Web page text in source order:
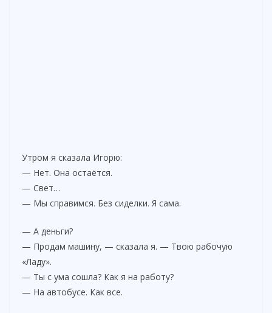
Утром я сказала Игорю:
— Нет. Она остаётся.
— Свет…
— Мы справимся. Без сиделки. Я сама.
— А деньги?
— Продам машину, — сказала я. — Твою рабочую
«Ладу».
— Ты с ума сошла? Как я на работу?
— На автобусе. Как все.